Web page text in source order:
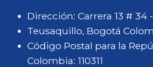
Dirección: Carrera 13 # 34 -
Teusaquillo, Bogotá
Código Postal para la
Colombia: 110311